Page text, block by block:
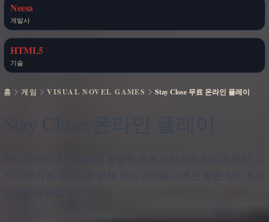
Neesa
개발사
HTML5
기술
홈 게임 VISUAL NOVEL GAMES Stay Close 무료 온라인 플레이